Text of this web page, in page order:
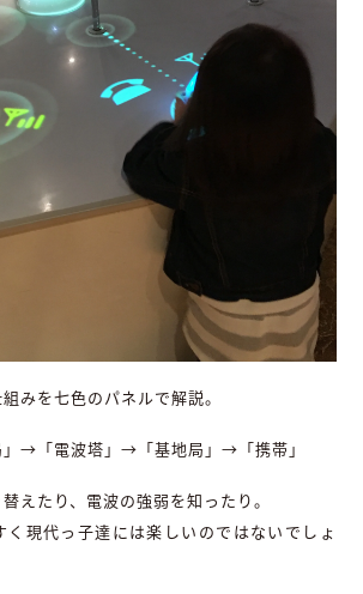
みを七色のパネルで解説。
」→「電波塔」→「基地局」→「携帯」
えたり、電波の強弱を知ったり。
く現代っ子達には楽しいのではないでしょ